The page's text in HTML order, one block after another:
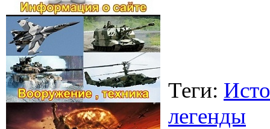
Теги:
легенды